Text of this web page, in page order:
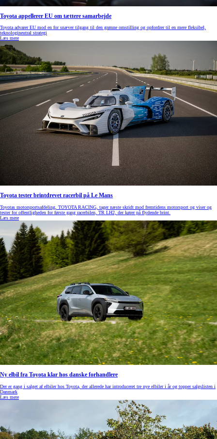
Toyota appellerer EU om tættere samarbejde
Toyota advarer EU mod en for snæver tilgang til den grønne omstilling og opfordrer til en mere fleksibel,
teknologineutral strategi
Læs mere
Toyota tester brintdrevet racerbil på Le Mans
Toyotas motorsportsafdeling, TOYOTA RACING, tager næste skridt mod fremtidens motorsport og viser og
tester for offentligheden for første gang racerbilen, TR LH2, der kører på flydende brint.
Læs mere
Ny elbil fra Toyota klar hos danske forhandlere
Der er gang i salget af elbiler hos Toyota, der allerede har introduceret tre nye elbiler i år og topper salgslisten i
Danmark
Læs mere